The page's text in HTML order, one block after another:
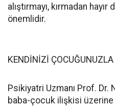
alıştırmayı, kırmadan
önemlidir.
KENDİNİZİ
Psikiyatri Uzmanı Prof. Dr.
baba-çocuk ilişkisi üzerine